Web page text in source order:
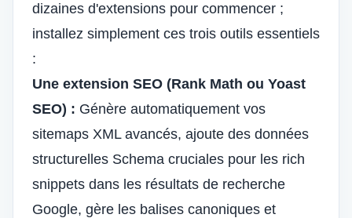
dizaines d'extensions pour commencer ;
installez simplement ces trois outils essentiels
:
Une extension SEO (Rank Math ou Yoast
SEO) : Génère automatiquement vos
sitemaps XML avancés, ajoute des données
structurelles Schema cruciales pour les rich
snippets dans les résultats de recherche
Google, gère les balises canoniques et